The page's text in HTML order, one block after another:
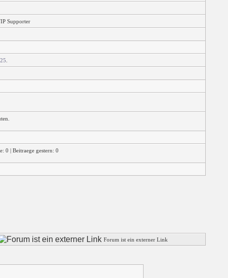
Supporter
0 | Beitraege gestern: 0
Forum ist ein externer Link